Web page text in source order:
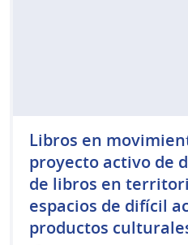
Libros en
proyecto activo de
de libros en
espacios de difícil
productos